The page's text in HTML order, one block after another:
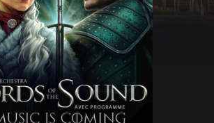
adresse électronique pour la gestion de votre
deLe Carré des Docks / Docks Océane
à tout moment. Pour en savoir plus,
de protection des données.